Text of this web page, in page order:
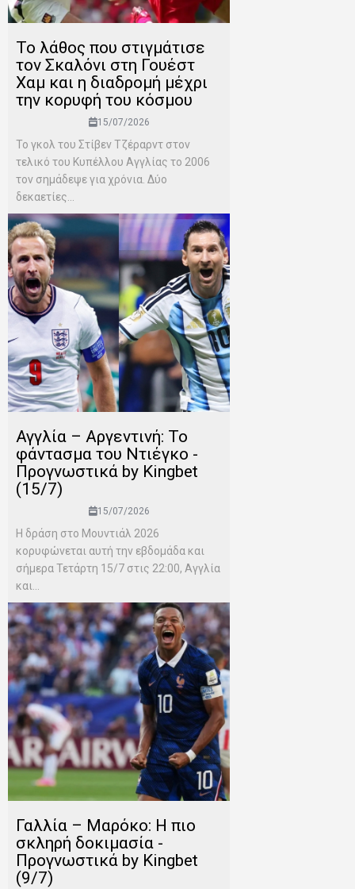
Το λάθος που στιγμάτισε
τον Σκαλόνι στη Γουέστ
Χαμ και η διαδρομή μέχρι
την κορυφή του κόσμου
15/07/2026
Το γκολ του Στίβεν Τζέραρντ στον
τελικό του Κυπέλλου Αγγλίας το 2006
τον σημάδεψε για χρόνια. Δύο
δεκαετίες...
Αγγλία – Αργεντινή: Το
φάντασμα του Ντιέγκο -
Προγνωστικά by Kingbet
(15/7)
15/07/2026
Η δράση στο Μουντιάλ 2026
κορυφώνεται αυτή την εβδομάδα και
σήμερα Τετάρτη 15/7 στις 22:00, Αγγλία
και...
Γαλλία – Μαρόκο: Η πιο
σκληρή δοκιμασία -
Προγνωστικά by Kingbet
(9/7)